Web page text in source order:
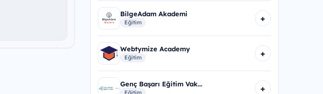
BilgeAdam Akademi
Eğitim +
Webtymize Academy
Eğitim +
Genç Başarı Eğitim Vak...
Eğitim +